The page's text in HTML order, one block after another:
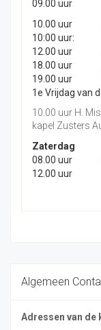
09.00 uur
10.00 uur
10:00 uur:
12.00 uur
18.00 uur
19.00 uur
1e Vrijdag van
10.00 uur H.
kapel Zusters
Zaterdag
08.00 uur
12.00 uur
Algemeen
Adressen van de